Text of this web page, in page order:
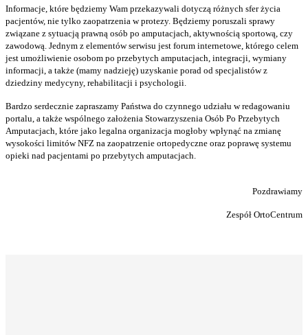
Informacje, które będziemy Wam przekazywali dotyczą różnych sfer życia
pacjentów, nie tylko zaopatrzenia w protezy. Będziemy poruszali sprawy
związane z sytuacją prawną osób po amputacjach, aktywnością sportową, czy
zawodową. Jednym z elementów serwisu jest forum internetowe, którego celem
jest umożliwienie osobom po przebytych amputacjach, integracji, wymiany
informacji, a także (mamy nadzieję) uzyskanie porad od specjalistów z
dziedziny medycyny, rehabilitacji i psychologii.
Bardzo serdecznie zapraszamy Państwa do czynnego udziału w redagowaniu
portalu, a także wspólnego założenia Stowarzyszenia Osób Po Przebytych
Amputacjach, które jako legalna organizacja mogłoby wpłynąć na zmianę
wysokości limitów NFZ na zaopatrzenie ortopedyczne oraz poprawę systemu
opieki nad pacjentami po przebytych amputacjach.
Pozdrawiamy
Zespół OrtoCentrum